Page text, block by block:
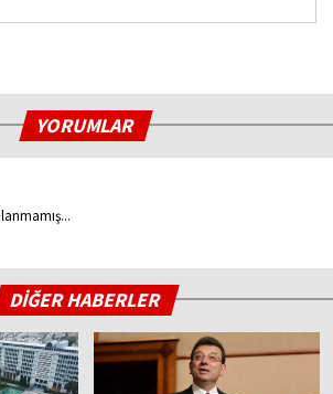
YORUMLAR
DİĞER HABERLER